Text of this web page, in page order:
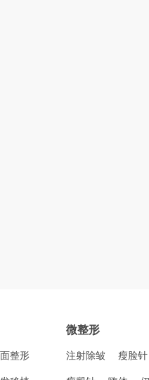
整形
微整形
注射除皱 瘦脸针